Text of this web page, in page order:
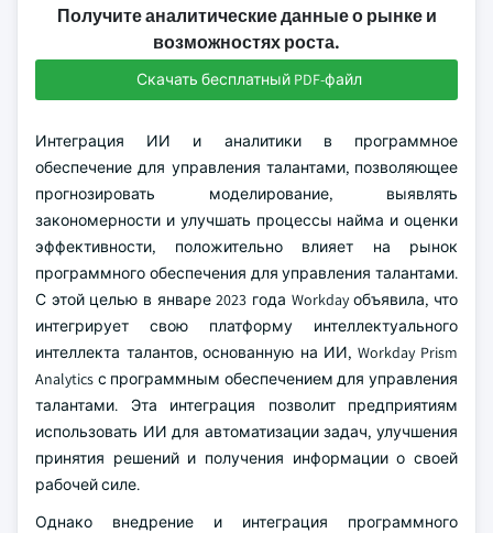
Получите аналитические данные о рынке и
возможностях роста.
Скачать бесплатный PDF-файл
Интеграция ИИ и аналитики в программное
обеспечение для управления талантами, позволяющее
прогнозировать моделирование, выявлять
закономерности и улучшать процессы найма и оценки
эффективности, положительно влияет на рынок
программного обеспечения для управления талантами.
С этой целью в январе 2023 года Workday объявила, что
интегрирует свою платформу интеллектуального
интеллекта талантов, основанную на ИИ, Workday Prism
Analytics с программным обеспечением для управления
талантами. Эта интеграция позволит предприятиям
использовать ИИ для автоматизации задач, улучшения
принятия решений и получения информации о своей
рабочей силе.
Однако внедрение и интеграция программного